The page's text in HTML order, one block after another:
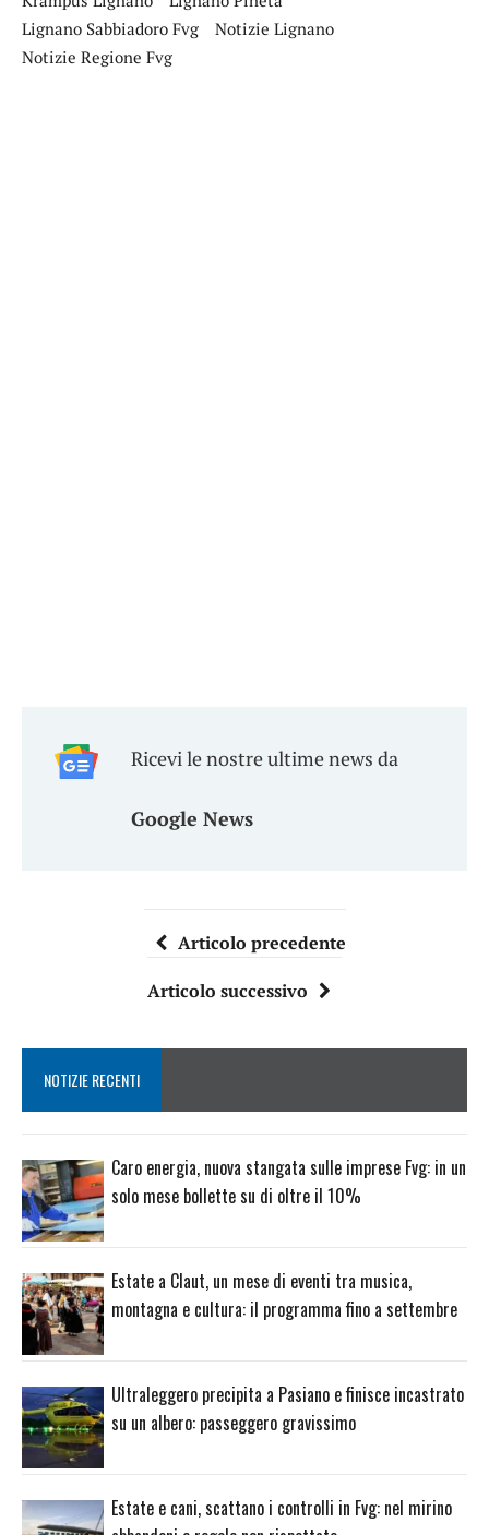
Lignano Sabbiadoro Fvg
Notizie Lignano
Notizie Regione Fvg
Ricevi le nostre ultime news da
Google News
Articolo precedente
Articolo successivo
NOTIZIE RECENTI
Caro energia, nuova stangata sulle imprese Fvg: in un
solo mese bollette su di oltre il 10%
Estate a Claut, un mese di eventi tra musica,
montagna e cultura: il programma fino a settembre
Ultraleggero precipita a Pasiano e finisce incastrato
su un albero: passeggero gravissimo
Estate e cani, scattano i controlli in Fvg: nel mirino